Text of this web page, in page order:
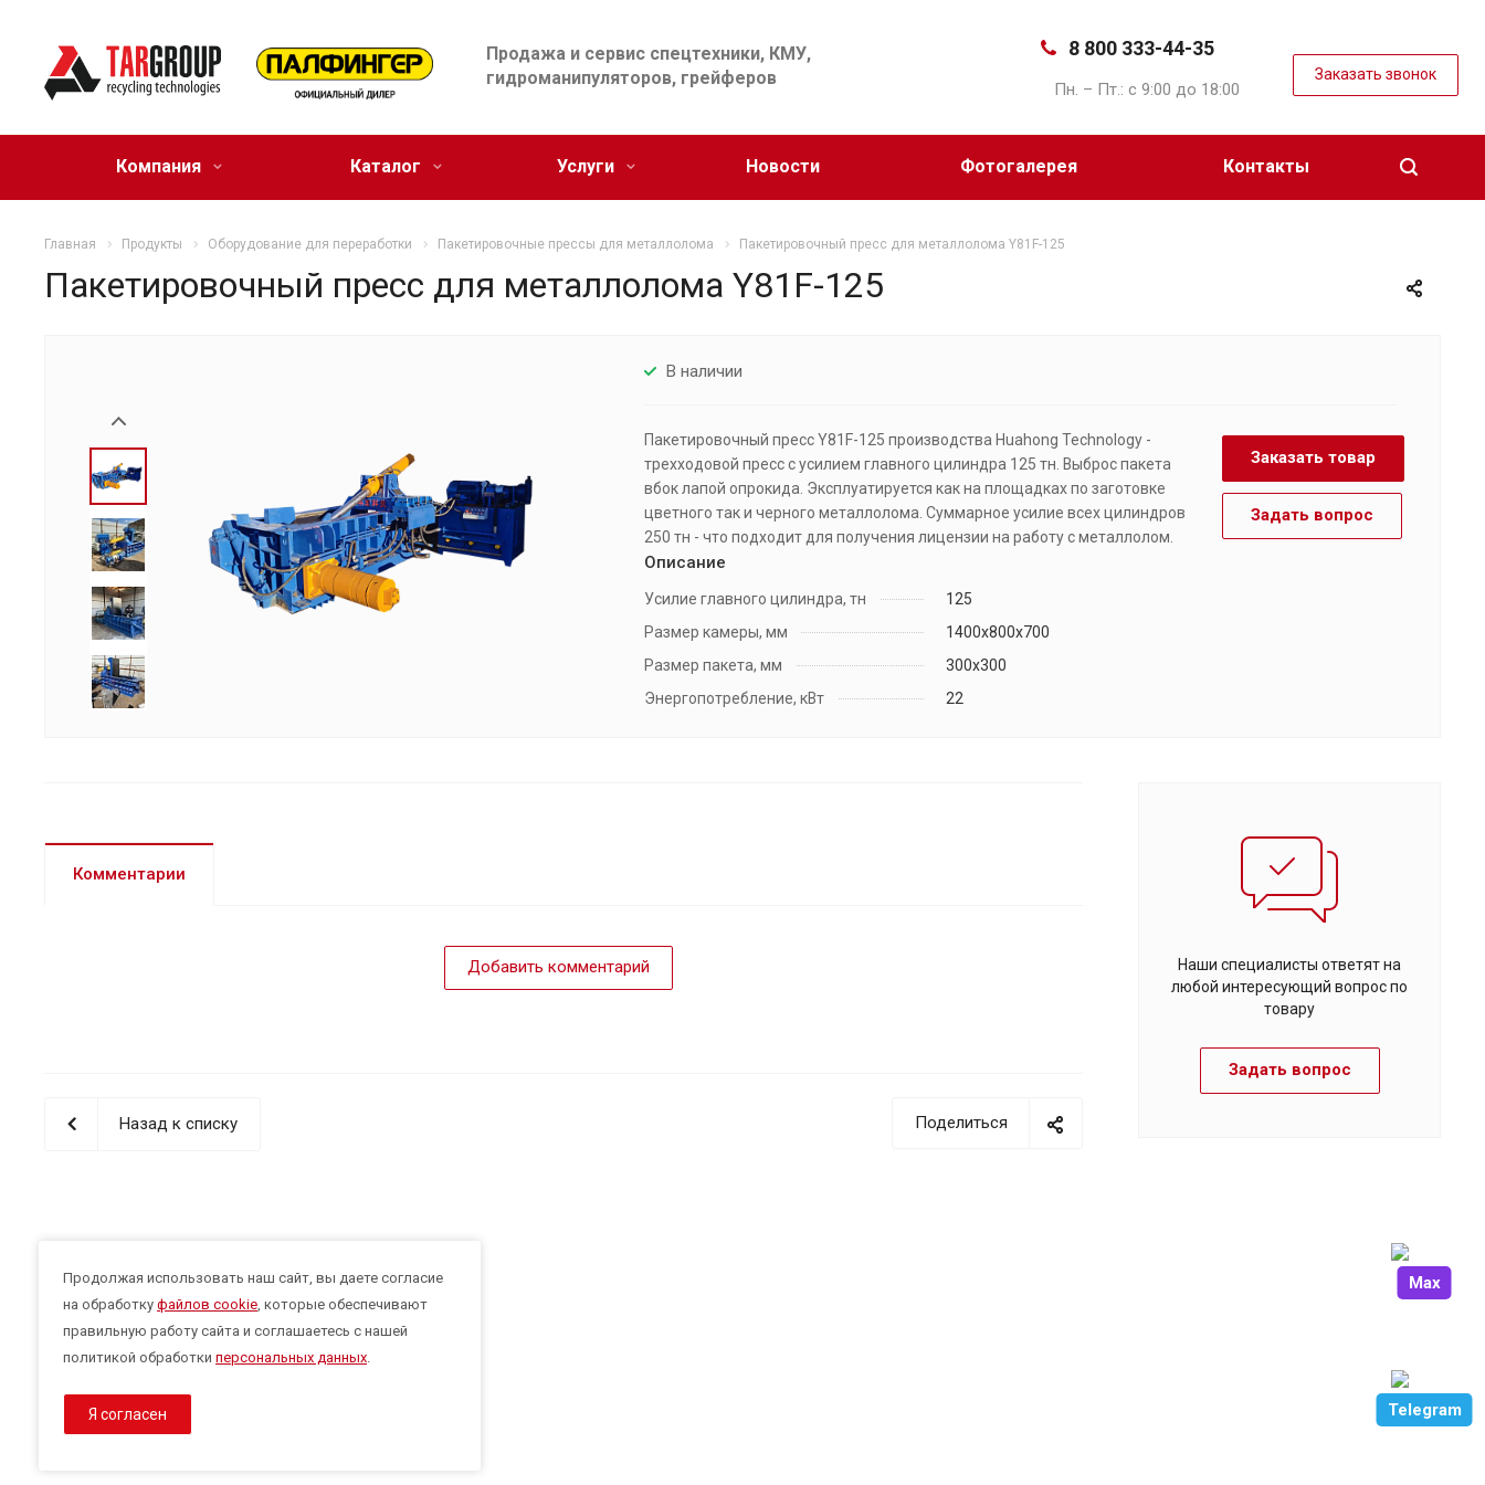
Продажа и сервис спецтехники, КМУ,
гидроманипуляторов, грейферов
8 800 333-44-35
Пн. – Пт.: с 9:00 до 18:00
Заказать звонок
Компания Каталог Услуги Новости Фотогалерея Контакты
Главная Продукты Оборудование для переработки Пакетировочные прессы для металлолома Пакетировочный пресс для металлолома Y81F-125
Пакетировочный пресс для металлолома Y81F-125
В наличии
Пакетировочный пресс Y81F-125 производства Huahong Technology -
трехходовой пресс с усилием главного цилиндра 125 тн. Выброс пакета
вбок лапой опрокида. Эксплуатируется как на площадках по заготовке
цветного так и черного металлолома. Суммарное усилие всех цилиндров
250 тн - что подходит для получения лицензии на работу с металлолом.
Описание
Усилие главного цилиндра, тн
125
Размер камеры, мм
1400х800х700
Размер пакета, мм
300х300
Энергопотребление, кВт
22
Заказать товар
Задать вопрос
Комментарии
Добавить комментарий
Наши специалисты ответят на
любой интересующий вопрос по
товару
Задать вопрос
Поделиться
Назад к списку
Telegram
Max
Продолжая использовать наш сайт, вы даете согласие
на обработку файлов cookie, которые обеспечивают
правильную работу сайта и соглашаетесь с нашей
политикой обработки персональных данных.
Я согласен